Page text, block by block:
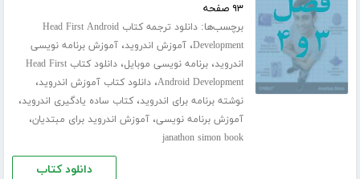
۹۳ صفحه
برچسب‌ها:
دانلود ترجمه کتاب Head First Android
Development،آموزش اندروید،آموزش برنامه نویسی
اندروید،برنامه نویسی موبایل،
دانلود کتاب Head First
Android Development،دانلود کتاب آموزش اندروید،
نوشته برنامه برای اندروید،کتاب ساده یادگیری اندروید،
آموزش برنامه نویسی،آموزش اندروید برای مبتدیان،
janathon simon book
دانلود کتاب